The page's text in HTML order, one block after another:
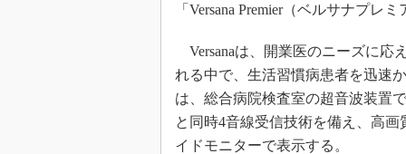
「Versana Premier（ベルサナプレ
Versanaは、開業医のニーズに応
れる中で、生活習慣病患者を迅速
は、総合病院検査室の超音波装置
と同時4音線受信技術を備え、高
イドモニターで表示する。